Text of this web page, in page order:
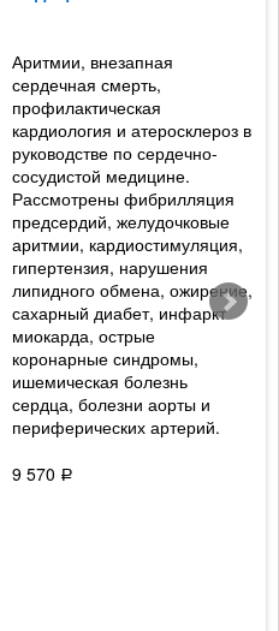
Аритмии, внезапная
сердечная смерть,
профилактическая
кардиология и атеросклероз в
руководстве по сердечно-
сосудистой медицине.
Рассмотрены фибрилляция
предсердий, желудочковые
аритмии, кардиостимуляция,
гипертензия, нарушения
липидного обмена, ожирение,
сахарный диабет, инфаркт
миокарда, острые
коронарные синдромы,
ишемическая болезнь
сердца, болезни аорты и
периферических артерий.
9 570 Р